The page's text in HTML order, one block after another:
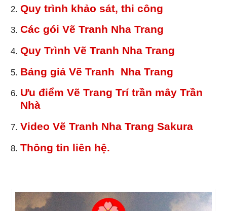
Quy trình khảo sát, thi công
Các gói Vẽ Tranh Nha Trang
Quy Trình Vẽ Tranh Nha Trang
Bảng giá Vẽ Tranh Nha Trang
Ưu điểm Vẽ Trang Trí trần mây Trần
Nhà
Video Vẽ Tranh Nha Trang Sakura
Thông tin liên hệ.